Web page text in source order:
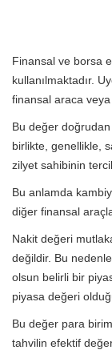
Finansal ve borsa
kullanılmaktadır.
finansal araca
Bu değer
birlikte, genellikle,
zilyet sahibinin
Bu anlamda
diğer finansal
Nakit değeri
değildir. Bu
olsun belirli bir
piyasa değeri
Bu değer para
tahvilin efektif